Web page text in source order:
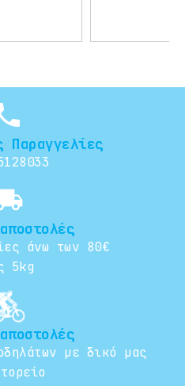
Παραγγελίες
άνω των 80€
5kg
με δικό μας